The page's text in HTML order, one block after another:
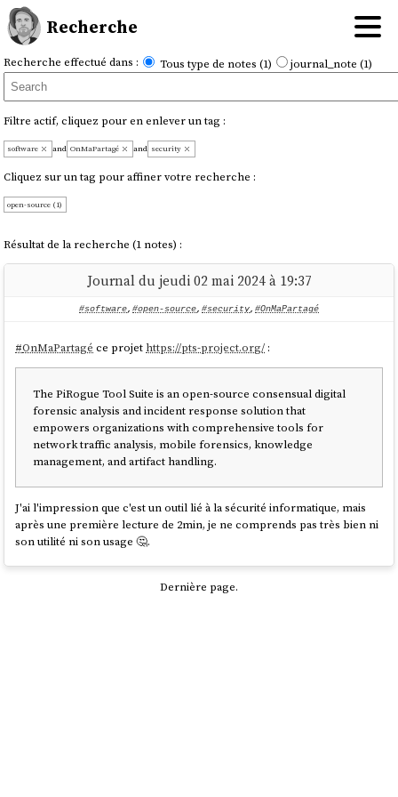
Recherche
Recherche effectué dans : Tous type de notes (1) journal_note (1)
Filtre actif, cliquez pour en enlever un tag :
software and OnMaPartagé and security
Cliquez sur un tag pour affiner votre recherche :
open-source (1)
Résultat de la recherche (1 notes) :
Journal du jeudi 02 mai 2024 à 19:37
#software, #open-source, #security, #OnMaPartagé
#OnMaPartagéce projet https://pts-project.org/ :
The PiRogue Tool Suite is an open-source consensual digital
forensic analysis and incident response solution that
empowers organizations with comprehensive tools for
network traffic analysis, mobile forensics, knowledge
management, and artifact handling.
J'ai l'impression que c'est un outil lié à la sécurité informatique, mais
après une première lecture de 2min, je ne comprends pas très bien ni
son utilité ni son usage 🤔.
Dernière page.